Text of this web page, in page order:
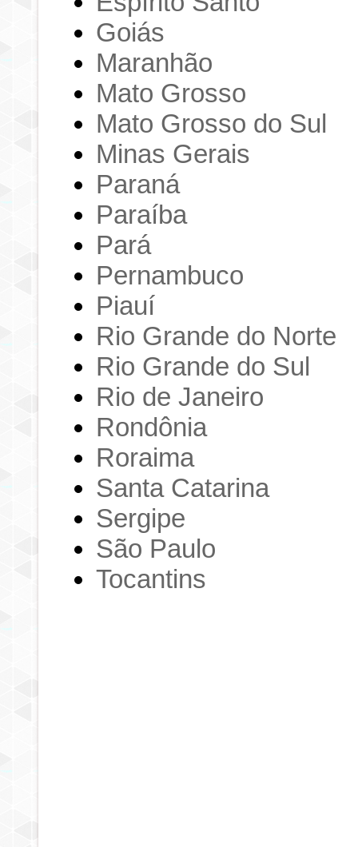
Goiás
Maranhão
Mato Grosso
Mato Grosso do Sul
Minas Gerais
Paraná
Paraíba
Pará
Pernambuco
Piauí
Rio Grande do Norte
Rio Grande do Sul
Rio de Janeiro
Rondônia
Roraima
Santa Catarina
Sergipe
São Paulo
Tocantins